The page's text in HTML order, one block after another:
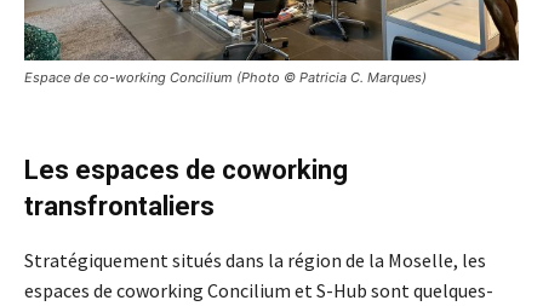
Espace de co-working Concilium (Photo © Patricia C. Marques)
Les espaces de coworking
transfrontaliers
Stratégiquement situés dans la région de la Moselle, les
espaces de coworking Concilium et S-Hub sont quelques-